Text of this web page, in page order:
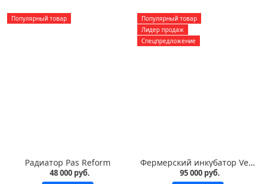
Популярный товар
Радиатор Pas Reform
48 000 руб.
Популярный товар
Лидер продаж
Спецпредложение
Фермерский инкубатор Vega S7 LED на 700 яиц
95 000 руб.